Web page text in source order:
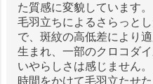
た質感に変貌しています。
毛羽立ちによるさらっと
で、斑紋の高低差により
生まれ、一部のクロコダ
いやらしさは感じません。
時間をかけて毛羽立たせ